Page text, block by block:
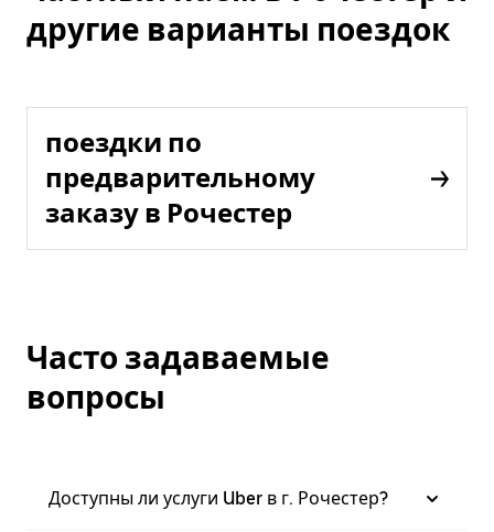
другие варианты поездок
поездки по
предварительному
заказу в Рочестер
Часто задаваемые
вопросы
Доступны ли услуги Uber в г. Рочестер?